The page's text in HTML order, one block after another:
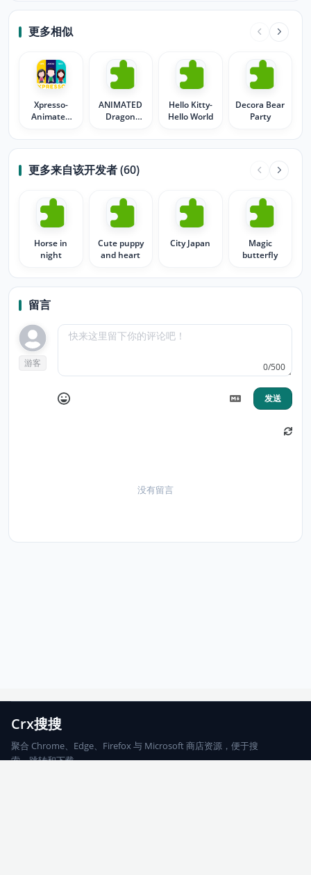
更多相似
Xpresso-
Animated
emojis & GIF
Stickers
ANIMATED
Dragon
Hello Kitty-
Hello World
Decora Bear
Party
更多来自该开发者 (60)
Horse in
night
Cute puppy
and heart
City Japan
Magic
butterfly
留言
游客 0/500
发送
没有留言
Crx搜搜
聚合 Chrome、Edge、Firefox 与 Microsoft 商店资源，便于搜
索、跳转和下载。